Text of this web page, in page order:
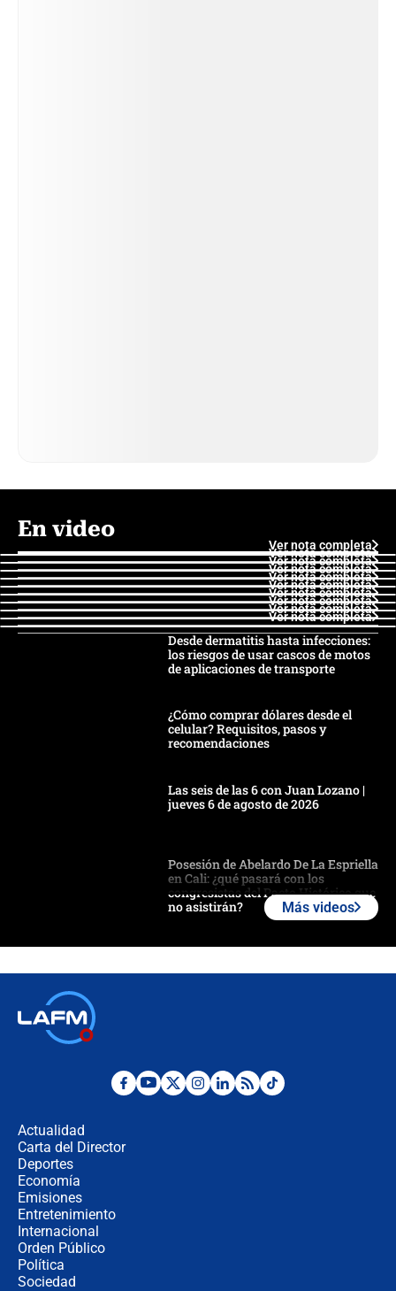
En video
Ver nota completa
Ver nota completa
Ver nota completa
Ver nota completa
Ver nota completa
Ver nota completa
Ver nota completa
Ver nota completa
Ver nota completa
Ver nota completa
Desde dermatitis hasta infecciones:
los riesgos de usar cascos de motos
de aplicaciones de transporte
¿Cómo comprar dólares desde el
celular? Requisitos, pasos y
recomendaciones
Las seis de las 6 con Juan Lozano |
jueves 6 de agosto de 2026
Posesión de Abelardo De La Espriella
en Cali: ¿qué pasará con los
congresistas del Pacto Histórico que
no asistirán?
¿Por qué De la Espriella gobernará
Más videos
Actualidad
Carta del Director
Deportes
Economía
Emisiones
Entretenimiento
Internacional
Orden Público
Política
Sociedad